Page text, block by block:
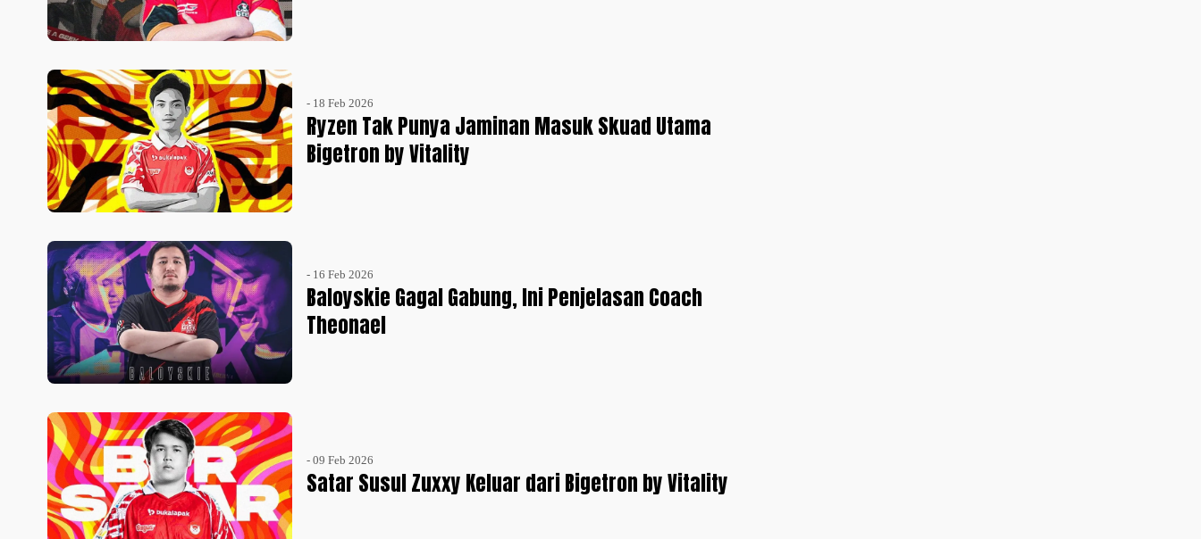
- 18 Feb 2026
Ryzen Tak Punya Jaminan Masuk Skuad Utama
Bigetron by Vitality
- 16 Feb 2026
Baloyskie Gagal Gabung, Ini Penjelasan Coach
Theonael
- 09 Feb 2026
Satar Susul Zuxxy Keluar dari Bigetron by Vitality